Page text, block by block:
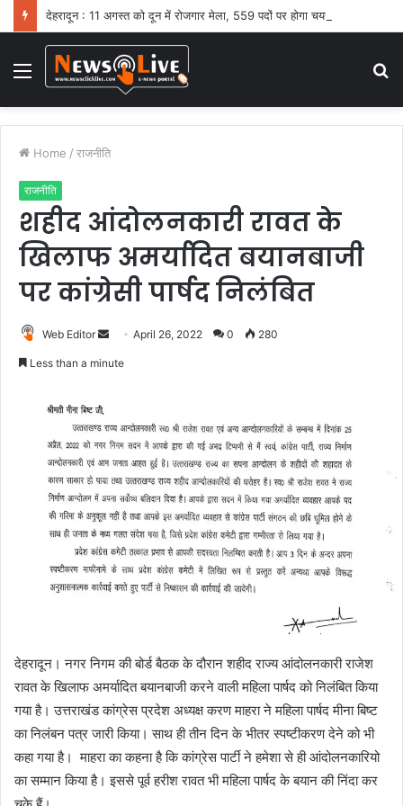
देहरादून : 11 अगस्त को दून में रोजगार मेला, 559 पदों पर होगा चयन
Menu
Home / राजनीति
राजनीति
शहीद आंदोलनकारी रावत के
खिलाफ अमर्यादित बयानबाजी
पर कांग्रेसी पार्षद निलंबित
Web Editor
n
e
m
i
l
April 26, 2022 0 280
Less than a minute
देहरादून। नगर निगम की बोर्ड बैठक के दौरान शहीद राज्य आंदोलनकारी राजेश
रावत के खिलाफ अमर्यादित बयानबाजी करने वाली महिला पार्षद को निलंबित किया
गया है। उत्तराखंड कांग्रेस प्रदेश अध्यक्ष करण माहरा ने महिला पार्षद मीना बिष्ट
का निलंबन पत्र जारी किया। साथ ही तीन दिन के भीतर स्पष्टीकरण देने को भी
कहा गया है। माहरा का कहना है कि कांग्रेस पार्टी ने हमेशा से ही आंदोलनकारियो
का सम्मान किया है। इससे पूर्व हरीश रावत भी महिला पार्षद के बयान की निंदा कर